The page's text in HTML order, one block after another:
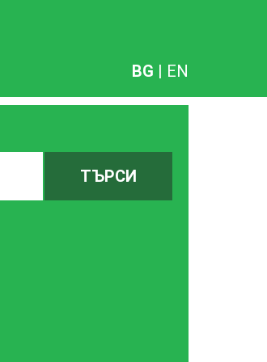
BG | EN
ТЪРСИ